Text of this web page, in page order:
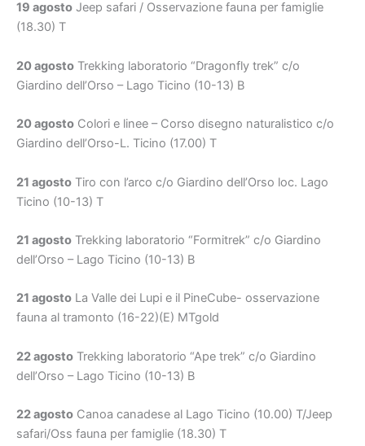
19 agosto Jeep safari / Osservazione fauna per famiglie
(18.30) T
20 agosto Trekking laboratorio “Dragonfly trek” c/o
Giardino dell’Orso – Lago Ticino (10-13) B
20 agosto Colori e linee – Corso disegno naturalistico c/o
Giardino dell’Orso-L. Ticino (17.00) T
21 agosto Tiro con l’arco c/o Giardino dell’Orso loc. Lago
Ticino (10-13) T
21 agosto Trekking laboratorio “Formitrek” c/o Giardino
dell’Orso – Lago Ticino (10-13) B
21 agosto La Valle dei Lupi e il PineCube- osservazione
fauna al tramonto (16-22)(E) MTgold
22 agosto Trekking laboratorio “Ape trek” c/o Giardino
dell’Orso – Lago Ticino (10-13) B
22 agosto Canoa canadese al Lago Ticino (10.00) T/Jeep
safari/Oss fauna per famiglie (18.30) T